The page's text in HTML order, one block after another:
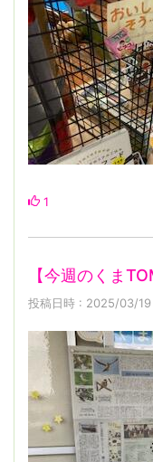
1
【今週のくま
投稿日時 : 2025/03/19